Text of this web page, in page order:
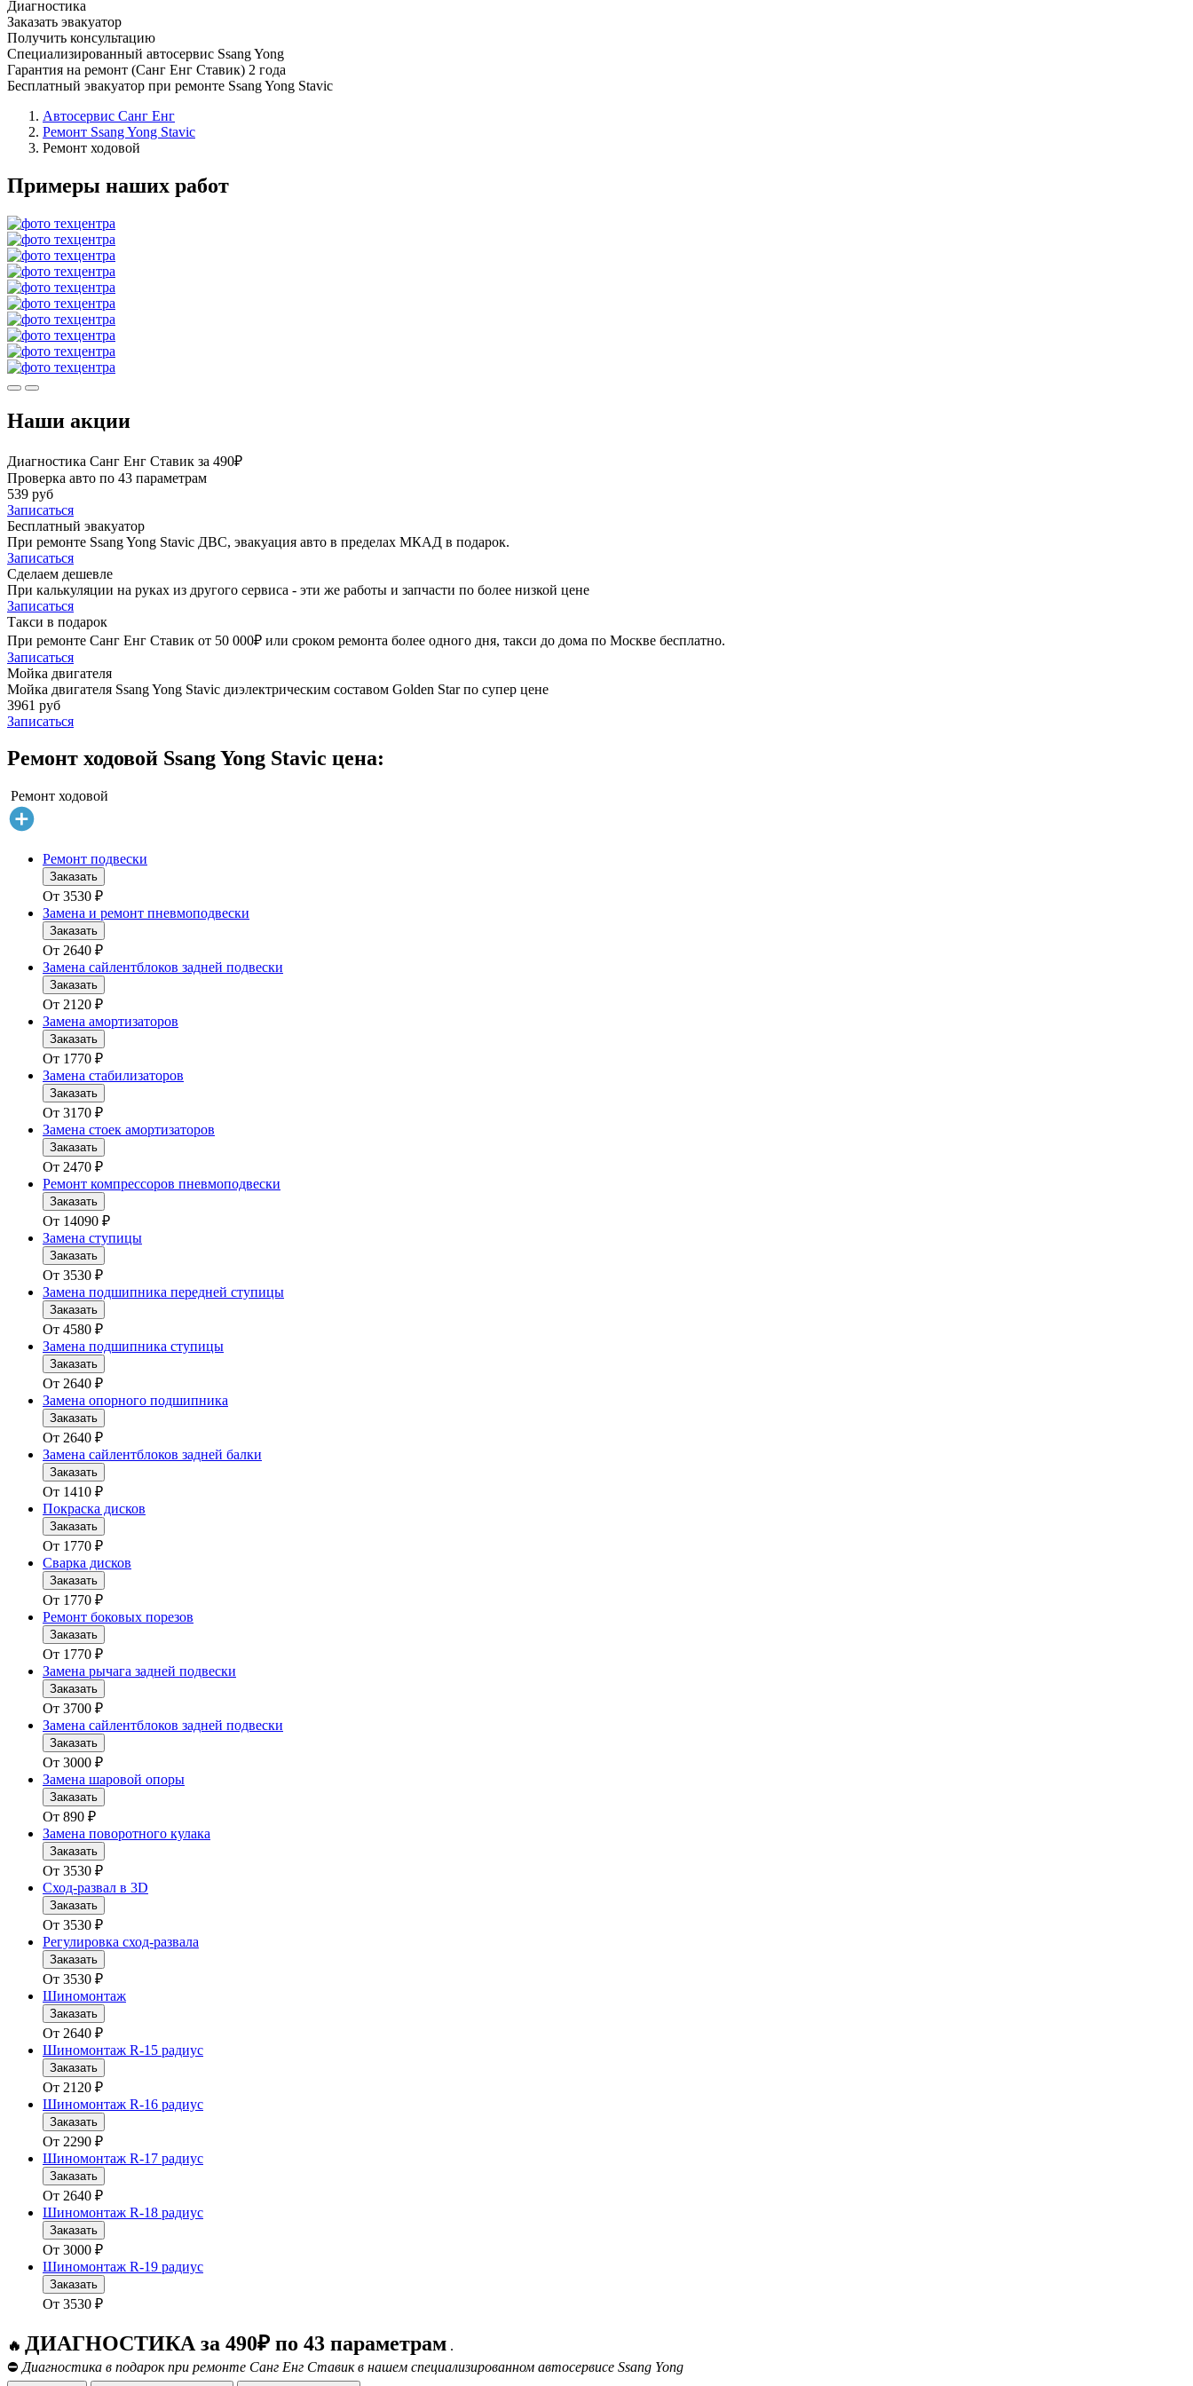
Диагностика
Заказать эвакуатор
Получить консультацию
Специализированный автосервис Ssang Yong
Гарантия на ремонт (Санг Енг Ставик) 2 года
Бесплатный эвакуатор при ремонте Ssang Yong Stavic
Автосервис Санг Енг
Ремонт Ssang Yong Stavic
Ремонт ходовой
Примеры наших работ
Наши акции
Диагностика Санг Енг Ставик за 490₽
Проверка авто по 43 параметрам
539 руб
Записаться
Бесплатный эвакуатор
При ремонте Ssang Yong Stavic ДВС, эвакуация авто в пределах МКАД в подарок.
Записаться
Сделаем дешевле
При калькуляции на руках из другого сервиса - эти же работы и запчасти по более низкой цене
Записаться
Такси в подарок
При ремонте Санг Енг Ставик от 50 000₽ или сроком ремонта более одного дня, такси до дома по Москве бесплатно.
Записаться
Мойка двигателя
Мойка двигателя Ssang Yong Stavic диэлектрическим составом Golden Star по супер цене
3961 руб
Записаться
Ремонт ходовой Ssang Yong Stavic цена:
Ремонт ходовой
Ремонт подвески
Заказать
От 3530 ₽
Замена и ремонт пневмоподвески
Заказать
От 2640 ₽
Замена сайлентблоков задней подвески
Заказать
От 2120 ₽
Замена амортизаторов
Заказать
От 1770 ₽
Замена стабилизаторов
Заказать
От 3170 ₽
Замена стоек амортизаторов
Заказать
От 2470 ₽
Ремонт компрессоров пневмоподвески
Заказать
От 14090 ₽
Замена ступицы
Заказать
От 3530 ₽
Замена подшипника передней ступицы
Заказать
От 4580 ₽
Замена подшипника ступицы
Заказать
От 2640 ₽
Замена опорного подшипника
Заказать
От 2640 ₽
Замена сайлентблоков задней балки
Заказать
От 1410 ₽
Покраска дисков
Заказать
От 1770 ₽
Сварка дисков
Заказать
От 1770 ₽
Ремонт боковых порезов
Заказать
От 1770 ₽
Замена рычага задней подвески
Заказать
От 3700 ₽
Замена сайлентблоков задней подвески
Заказать
От 3000 ₽
Замена шаровой опоры
Заказать
От 890 ₽
Замена поворотного кулака
Заказать
От 3530 ₽
Сход-развал в 3D
Заказать
От 3530 ₽
Регулировка сход-развала
Заказать
От 3530 ₽
Шиномонтаж
Заказать
От 2640 ₽
Шиномонтаж R-15 радиус
Заказать
От 2120 ₽
Шиномонтаж R-16 радиус
Заказать
От 2290 ₽
Шиномонтаж R-17 радиус
Заказать
От 2640 ₽
Шиномонтаж R-18 радиус
Заказать
От 3000 ₽
Шиномонтаж R-19 радиус
Заказать
От 3530 ₽
🔥 ДИАГНОСТИКА за 490₽ по 43 параметрам .
⛔ Диагностика в подарок при ремонте Санг Енг Ставик в нашем специализированном автосервисе Ssang Yong